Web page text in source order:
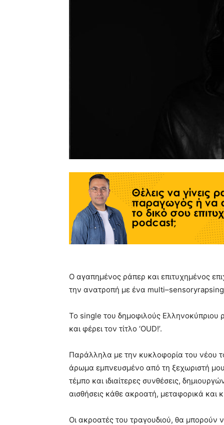
Ο αγαπημένος ράπερ και επιτυχημένος
την ανατροπή με ένα multi–
Το single του δημοφιλούς
και φέρει τον τίτλο ‘ΟUD!’.
Παράλληλα με την κυκλοφορία του νέου
άρωμα εμπνευσμένο από τη ξεχωριστή
τέμπο και ιδιαίτερες συνθέσεις,
αισθήσεις κάθε ακροατή, μεταφορικά και
Οι ακροατές του τραγουδιού, θα